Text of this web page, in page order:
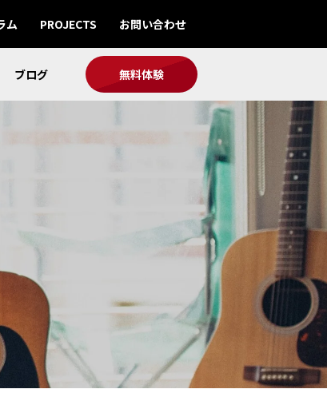
ム PROJECTS お問い合わせ
ブログ 無料体験